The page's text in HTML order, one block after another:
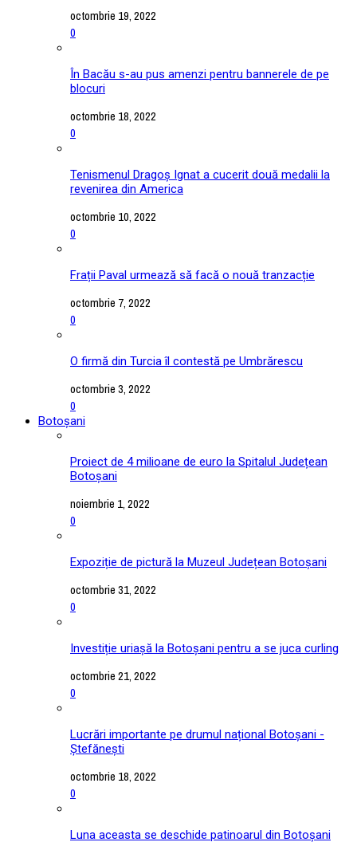
octombrie 19, 2022
0
În Bacău s-au pus amenzi pentru bannerele de pe
blocuri
octombrie 18, 2022
0
Tenismenul Dragoș Ignat a cucerit două medalii la
revenirea din America
octombrie 10, 2022
0
Frații Paval urmează să facă o nouă tranzacție
octombrie 7, 2022
0
O firmă din Turcia îl contestă pe Umbrărescu
octombrie 3, 2022
0
Botoșani
Proiect de 4 milioane de euro la Spitalul Județean
Botoșani
noiembrie 1, 2022
0
Expoziție de pictură la Muzeul Județean Botoșani
octombrie 31, 2022
0
Investiție uriașă la Botoșani pentru a se juca curling
octombrie 21, 2022
0
Lucrări importante pe drumul național Botoșani -
Ștefănești
octombrie 18, 2022
0
Luna aceasta se deschide patinoarul din Botoșani